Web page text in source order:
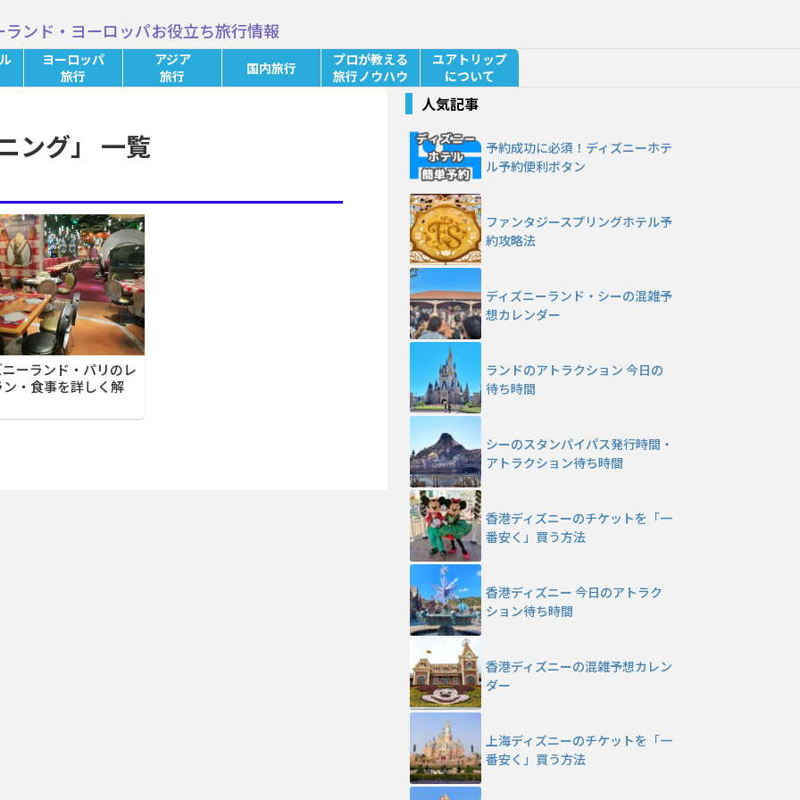
ンド・ヨーロッパお役立ち旅行情報
ヨーロッパ
旅行
アジア
旅行
国内旅行
プロが教える
旅行ノウハウ
ユアトリップ
について
ング」 一覧
ーランド・パリのレ
・食事を詳しく解
人気記事
予約成功に必須！ディズニーホテ
ル予約便利ボタン
ファンタジースプリングホテル予
約攻略法
ディズニーランド・シーの混雑予
想カレンダー
ランドのアトラクション 今日の
待ち時間
シーのスタンパイパス発行時間・
アトラクション待ち時間
香港ディズニーのチケットを「一
番安く」買う方法
香港ディズニー 今日のアトラク
ション待ち時間
香港ディズニーの混雑予想カレン
ダー
上海ディズニーのチケットを「一
番安く」買う方法